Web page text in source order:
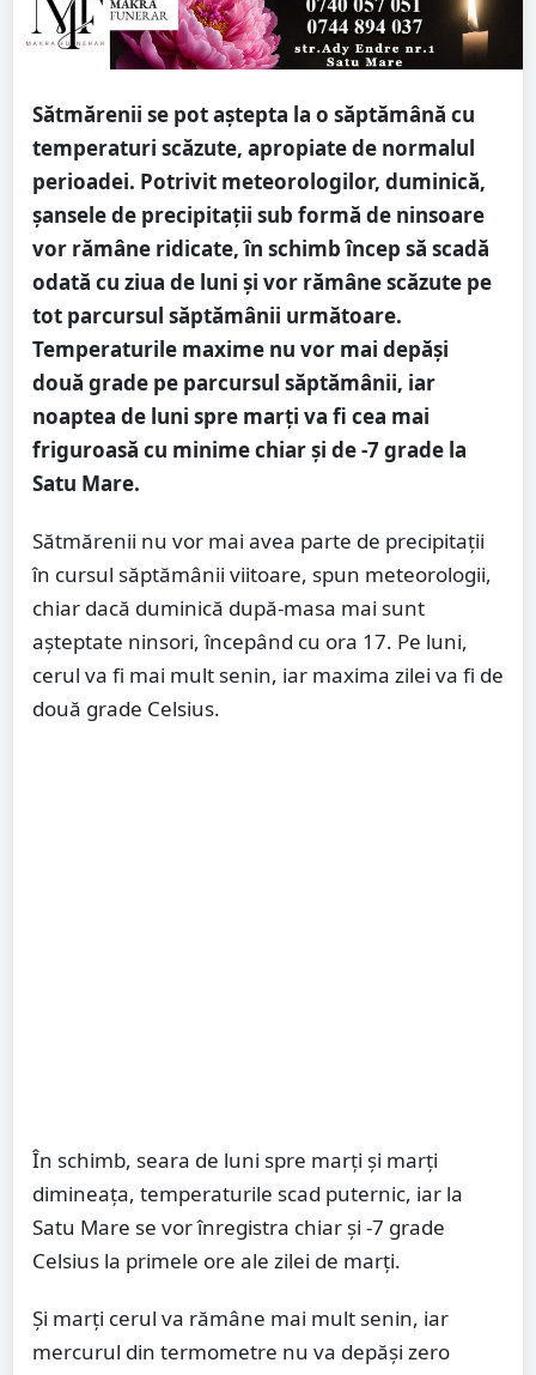
Sătmărenii se pot aștepta la o săptămână cu
temperaturi scăzute, apropiate de normalul
perioadei. Potrivit meteorologilor, duminică,
șansele de precipitații sub formă de ninsoare
vor rămâne ridicate, în schimb încep să scadă
odată cu ziua de luni și vor rămâne scăzute pe
tot parcursul săptămânii următoare.
Temperaturile maxime nu vor mai depăși
două grade pe parcursul săptămânii, iar
noaptea de luni spre marți va fi cea mai
friguroasă cu minime chiar și de -7 grade la
Satu Mare.
Sătmărenii nu vor mai avea parte de precipitații
în cursul săptămânii viitoare, spun meteorologii,
chiar dacă duminică după-masa mai sunt
așteptate ninsori, începând cu ora 17. Pe luni,
cerul va fi mai mult senin, iar maxima zilei va fi de
două grade Celsius.
În schimb, seara de luni spre marți și marți
dimineața, temperaturile scad puternic, iar la
Satu Mare se vor înregistra chiar și -7 grade
Celsius la primele ore ale zilei de marți.
Și marți cerul va rămâne mai mult senin, iar
mercurul din termometre nu va depăși zero